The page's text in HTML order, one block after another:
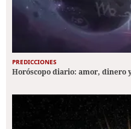
PREDICCIONES
Horóscopo diario: amor, dinero